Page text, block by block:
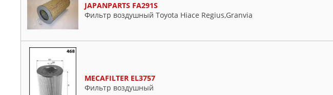
JAPANPARTS FA291S
Фильтр воздушный Toyota Hiace Regius,Granvia
MECAFILTER EL3757
Фильтр воздушный